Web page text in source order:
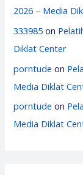
2026 – Media
333985 on
Diklat Center
porntude on
Media Diklat
porntude on
Media Diklat